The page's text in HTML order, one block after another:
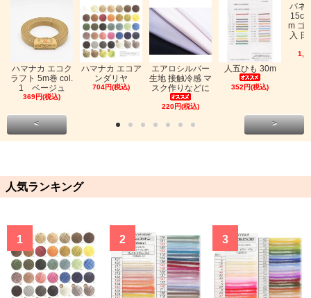
ハマナカ エコク
ラフト 5m巻 col.
1 ベージュ
369円(税込)
ハマナカ エコア
ンダリヤ
704円(税込)
エアロシルバー
生地 接触冷感 マ
スク作りなどに
220円(税込)
人五ひも 30m
352円(税込)
バネ
m ゴ
入
< >
人気ランキング
1 2 3